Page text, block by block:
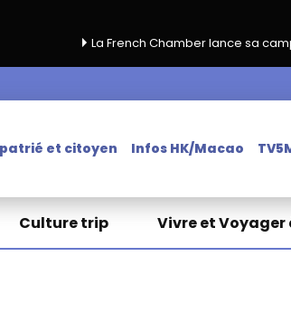
Chamber lance sa campagne de
et citoyen Infos HK/Macao
Culture trip Vivre et Voyager